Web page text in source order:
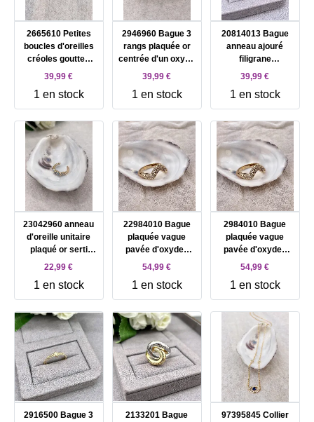
2665610 Petites
boucles d'oreilles
créoles gouttes
d'oxydes
plaquées or 3mic
39,99 €
1 en stock
2946960 Bague 3
rangs plaquée or
centrée d'un oxyde
bleu et 2 oxydes
39,99 €
1 en stock
20814013 Bague
anneau ajouré
filigrane
arabesquespl-or
39,99 €
1 en stock
23042960 anneau
d'oreille unitaire
plaqué or serti
d'oxydes bleus
22,99 €
1 en stock
22984010 Bague
plaquée vague
pavée d'oxydes
blancs T58
54,99 €
1 en stock
2984010 Bague
plaquée vague
pavée d'oxydes
blancs T56
54,99 €
1 en stock
2916500 Bague 3
2133201 Bague
97395845 Collier